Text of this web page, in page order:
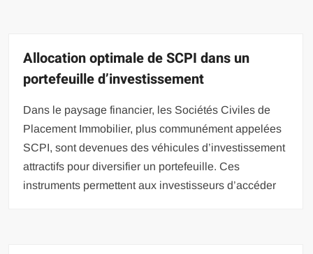
Allocation optimale de SCPI dans un
portefeuille d’investissement
Dans le paysage financier, les Sociétés Civiles de
Placement Immobilier, plus communément appelées
SCPI, sont devenues des véhicules d’investissement
attractifs pour diversifier un portefeuille. Ces
instruments permettent aux investisseurs d’accéder